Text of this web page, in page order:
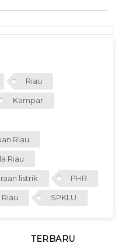
Riau
Kampar
Riau
Riau
listrik PHR
Riau SPKLU
TERBARU